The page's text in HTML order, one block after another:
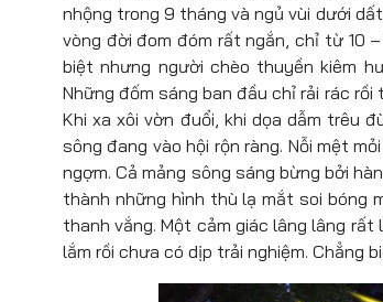
nhộng trong 9 tháng và ngủ vùi dưới
vòng đời đom đóm rất ngắn, chỉ từ 10
biệt nhưng người chèo thuyền kiêm
Những đốm sáng ban đầu chỉ rải rác
Khi xa xôi vờn đuổi, khi dọa dẫm trêu
sông đang vào hội rộn ràng. Nỗi mệt
ngợm. Cả mảng sông sáng bừng bởi
thành những hình thù lạ mắt soi bóng
thanh vắng. Một cảm giác lâng lâng rất
lắm rồi chưa có dịp trải nghiệm. Chẳng